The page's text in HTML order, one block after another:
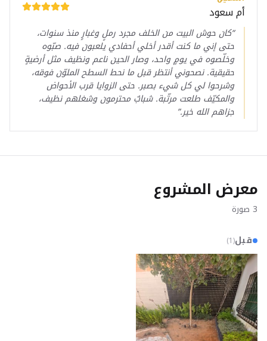
أم سعود
“كان حوش البيت من الخلف مجرد رملٍ وغبارٍ منذ سنوات،
حتى إني ما كنت أقدر أخلي أحفادي يلعبون فيه. صبّوه
وخلّصوه في يومٍ واحد، وصار الحين ناعم ونظيف مثل أرضيةٍ
حقيقية. نصحوني أنتظر قبل ما نحط السطح الملوّن فوقه،
وشرحوا لي كل شيء بصبر. حتى الزوايا قرب الأحواض
والمكيّف طلعت مرتّبة. شبابٌ محترمون وشغلهم نظيف،
جزاهم الله خير.”
معرض المشروع
3 صورة
قبل(
1
)